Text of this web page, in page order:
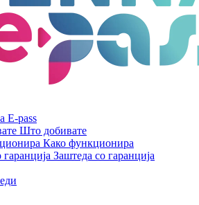
E-pass
Што добивате
Како функционира
Заштеда со гаранција